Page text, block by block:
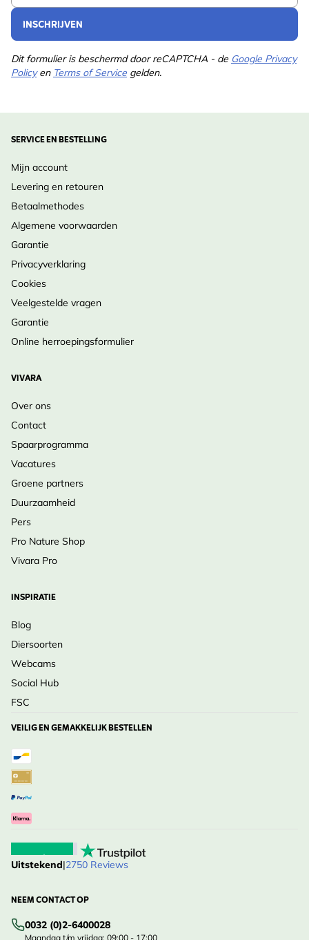
INSCHRIJVEN
Dit formulier is beschermd door reCAPTCHA - de Google Privacy
Policyen Terms of Service gelden.
SERVICE EN BESTELLING
Mijn account
Levering en retouren
Betaalmethodes
Algemene voorwaarden
Garantie
Privacyverklaring
Cookies
Veelgestelde vragen
Garantie
Online herroepingsformulier
VIVARA
Over ons
Contact
Spaarprogramma
Vacatures
Groene partners
Duurzaamheid
Pers
Pro Nature Shop
Vivara Pro
INSPIRATIE
Blog
Diersoorten
Webcams
Social Hub
FSC
VEILIG EN GEMAKKELIJK BESTELLEN
Uitstekend|2750 Reviews
NEEM CONTACT OP
0032 (0)2-6400028
Maandag t/m vrijdag: 09:00 - 17:00